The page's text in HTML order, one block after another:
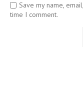
Save my name,
time I comment.